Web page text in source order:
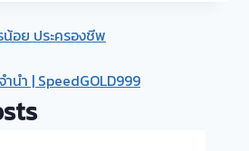
อย ประครองชีพ
นำ | SpeedGOLD999